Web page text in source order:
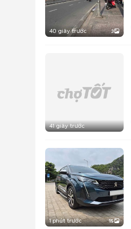
40 giây trước 3
41 giây trước
1 phút trước 15